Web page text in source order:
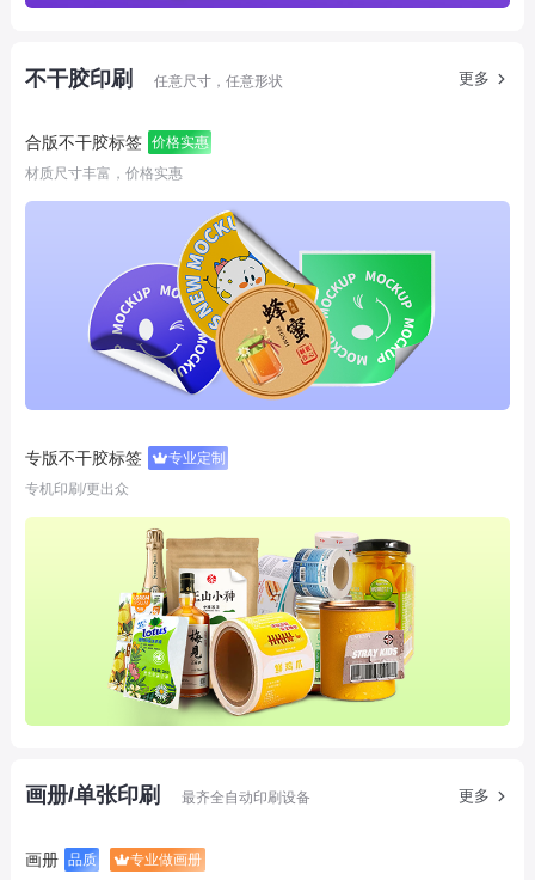
不干胶印刷 任意尺寸，任意形状 更多
合版不干胶标签
价格实惠
材质尺寸丰富，价格实惠
专版不干胶标签
专业定制
专机印刷/更出众
画册/单张印刷 最齐全自动印刷设备 更多
画册 品质
专业做画册